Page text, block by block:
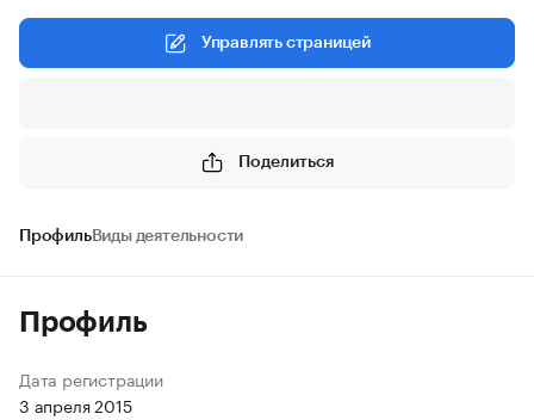
Управлять страницей
Поделиться
ПрофильВиды деятельности
Профиль
Дата регистрации
3 апреля 2015